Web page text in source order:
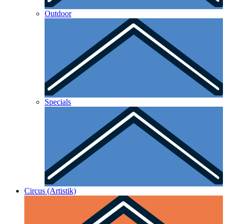
Outdoor
Specials
Circus (Artistik)